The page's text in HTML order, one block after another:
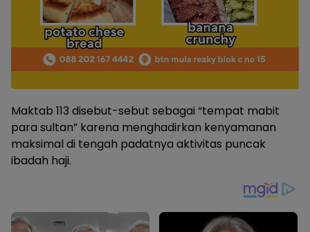
Maktab 113 disebut-sebut sebagai “tempat mabit
para sultan” karena menghadirkan kenyamanan
maksimal di tengah padatnya aktivitas puncak
ibadah haji.